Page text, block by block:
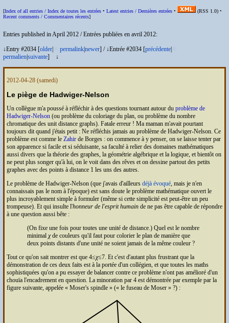
[Index of all entries / Index de toutes les entrées • Latest entries / Dernières entrées • (RSS 1.0) •
Recent comments / Commentaires récents]
Entries published in April 2012 /Entrées publiées en avril 2012:
↓Entry #2034 [older permalinknewer] / ↓Entrée #2034 [précédente
permaliensuivante] ↓
2012-04-28(samedi)
Le piège de Hadwiger-Nelson
Un collègue m'a poussé à réfléchir à des questions tournant autour du problème de
Hadwiger-Nelson(ou problème du coloriage du plan, ou problème du nombre
chromatique des unit distance graphs). Fatale erreur ! Ma maman m'avait pourtant
toujours dit quand j'étais petit : Ne réfléchis jamais au problème de Hadwiger-Nelson. Ce
problème est comme le Zahirde Borges : on commence à y penser, on se laisse tenter par
son apparence si facile et si séduisante, sa faculté à relier des domaines mathématiques
aussi divers que la théorie des graphes, la géométrie algébrique et la logique, et bientôt on
ne peut plus songer qu'à lui, on le voit dans des rêves et on dessine partout des petits
graphes avec des points à distance 1 les uns des autres.
Le problème de Hadwiger-Nelson (que j'avais d'ailleurs déjà évoqué, mais je n'en
connaissais pas le nom à l'époque) est sans doute le problème mathématique ouvert le
plus incroyablement simple à formuler (même si cette simplicité est peut-être un peu
trompeuse). Et qui insulte l'honneur de l'esprit humainde ne pas être capable de répondre
à une question aussi bête :
(On fixe une fois pour toutes une unité de distance.) Quel est le nombre
minimal χde couleurs qu'il faut pour colorier le plan de manière que
deux points distants d'une unité ne soient jamais de la même couleur ?
Tout ce qu'on sait montrer est que 4≤χ≤7. Et c'est d'autant plus frustrant que la
démonstration de ces deux faits est à la portée d'un collégien, et que toutes les maths
sophistiquées qu'on a pu essayer de balancer contre ce problème n'ont pas amélioré d'un
chouïa l'encadrement en question. La minoration par 4 est démontrée par exemple par la
figure suivante, appelée
Moser's spindle ( le fuseau de Moser ?) :